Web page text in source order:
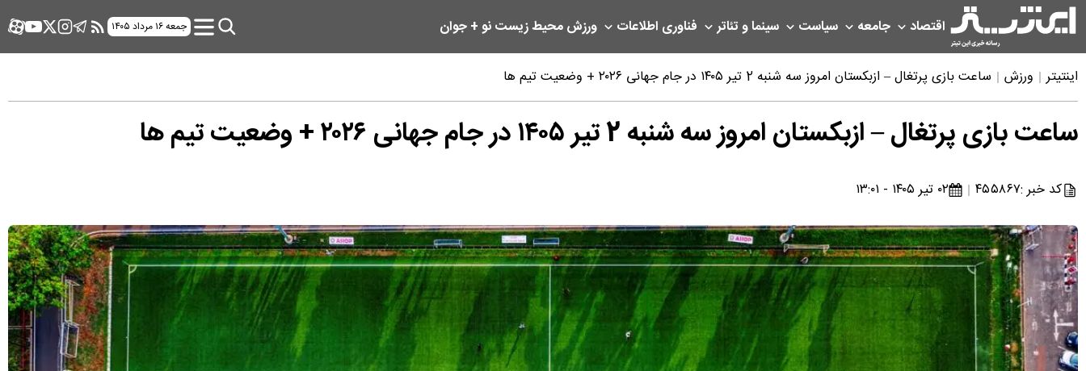
اقتصاد جامعه سیاست سینما و تئاتر فناوری اطلاعات ورزشمحیط زیستنو + جوان جمعه ۱۶ مرداد ۱۴۰۵
اینتیتر ورزش ساعت بازی پرتغال – ازبکستان امروز سه شنبه 2 تیر ۱۴۰۵ در جام جهانی ۲۰۲۶ + وضعیت تیم ها
ساعت بازی پرتغال – ازبکستان امروز سه شنبه 2 تیر ۱۴۰۵ در جام جهانی ۲۰۲۶ + وضعیت تیم ها
کد خبر :۴۵۵۸۶۷ ۰۲ تیر ۱۴۰۵ - ۱۳:۰۱